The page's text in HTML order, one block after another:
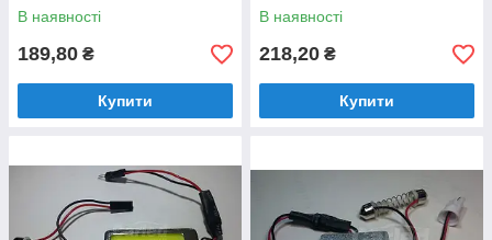
В наявності
189,80 ₴
Купити
В наявності
218,20 ₴
Купити